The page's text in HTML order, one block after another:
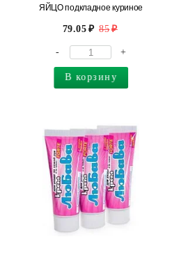
ЯЙЦО подкладное куриное
79.05 85
- +
В корзину